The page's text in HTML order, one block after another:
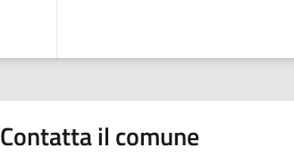
Contatta il comune